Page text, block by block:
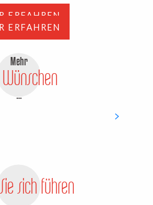
ERFAHREN
ERFAHREN
Mehr
...
sich führen